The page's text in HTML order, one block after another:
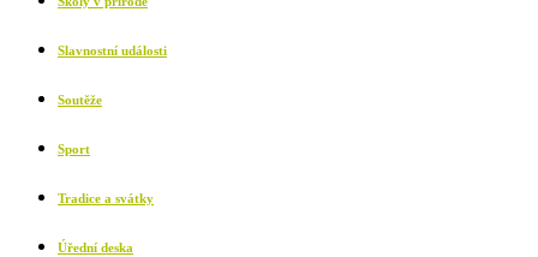
Slavnostní události
Soutěže
Sport
Tradice a svátky
Úřední deska